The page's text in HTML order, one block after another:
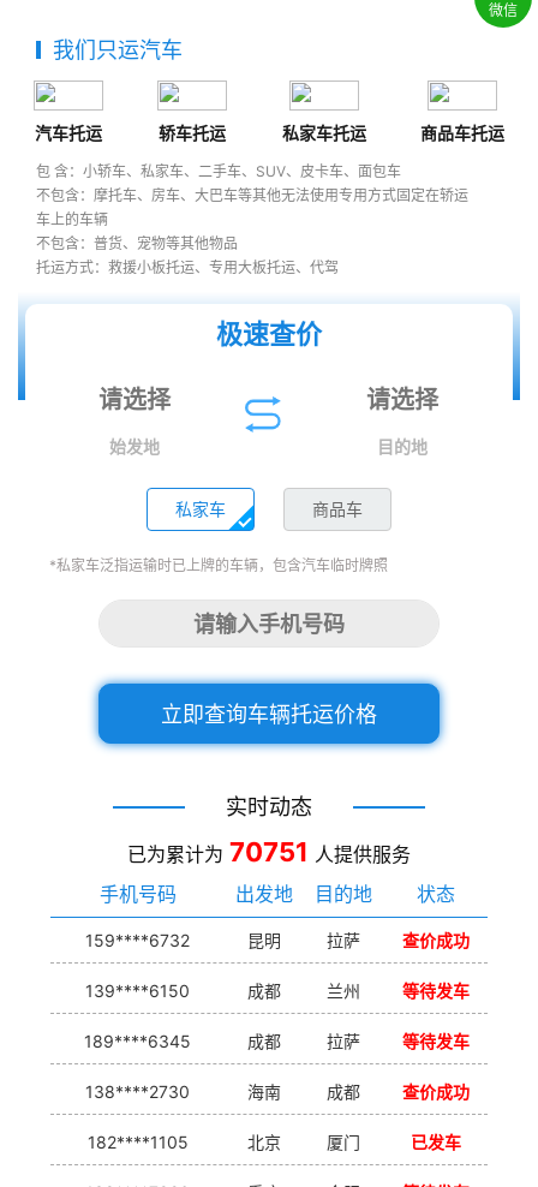
我们只运汽车
汽车托运 轿车托运 私家车托运 商品车托运
包 含：小轿车、私家车、二手车、SUV、皮卡车、面包车
不包含：摩托车、房车、大巴车等其他无法使用专用方式固定在轿运
车上的车辆
不包含：普货、宠物等其他物品
托运方式：救援小板托运、专用大板托运、代驾
极速查价
始发地 目的地
私家车 商品车
*私家车泛指运输时已上牌的车辆，包含汽车临时牌照
立即查询车辆托运价格
实时动态
已为累计为 70751 人提供服务
手机号码
出发地 目的地 状态
159****6732 昆明 拉萨 查价成功
139****6150 成都 兰州 等待发车
189****6345 成都 拉萨 等待发车
138****2730 海南 成都 查价成功
182****1105 北京 厦门 已发车
微信